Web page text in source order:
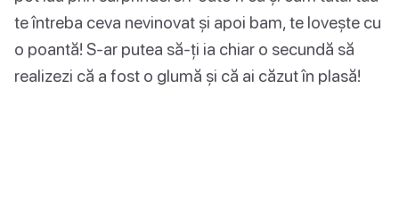
te întreba ceva nevinovat și apoi bam, te lovește cu
o poantă! S-ar putea să-ți ia chiar o secundă să
realizezi că a fost o glumă și că ai căzut în plasă!